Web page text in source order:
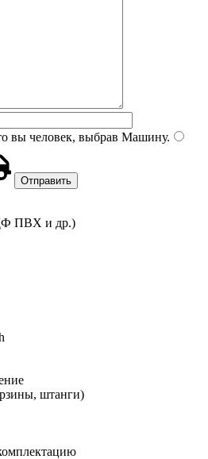
вы человек, выбрав Машину.
ПВХ и др.)
штанги)